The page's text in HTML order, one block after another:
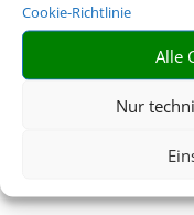
Cookie-Richtlinie
Alle
Nur